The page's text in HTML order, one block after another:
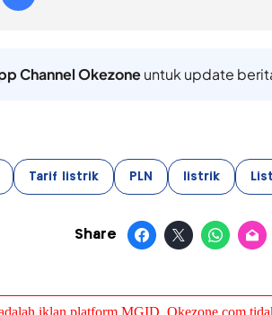
Channel Okezoneuntuk update
Tarif listrik PLN listrik
Share